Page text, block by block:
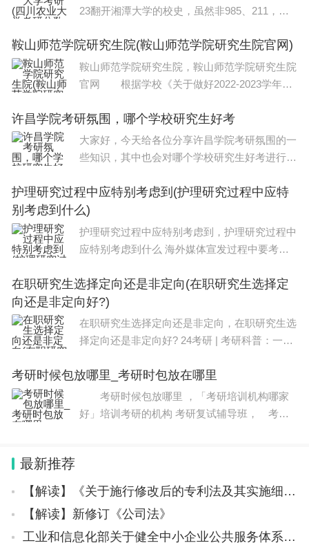
23翻开湘潭大学的校史，虽然非985、211，但
好在，在刚刚过去的2022年第二轮双一流评
选，湘潭大学凭借数学学科，入选双一流，挽回
了一
鞍山师范学院研究生院(鞍山师范学院研究生院官网)
鞍山师范学院研究生院，鞍山师范学院研究生院
官网 根据学校《关于做好2022-2023学年第
学院硕士研究生培养工作暂行规定》的总体安
排，12月13日，化学化工学院通过腾讯
许昌学院考研氛围，哪个学校研究生好考
大家好，今天给各位分享许昌学院考研氛围的一
些知识，其中也会对哪个学校研究生好考进行解
面临的问题，别忘了关注本站，现在就马上开始
吧！本文目录河南许昌学院好不好许昌学院那
护理研究过程中应特别考虑到(护理研究过程中应特
别考虑到什么)
护理研究过程中应特别考虑到，护理研究过程中
应特别考虑到什么 海外媒体宣发过程中要考虑
到了海外多个国家，由于品质出众，而且价格优
惠，因此在海外是很容易打开市场的，但
在职研究生选择定向还是非定向(在职研究生选择定
向还是非定向好?)
在职研究生选择定向还是非定向，在职研究生选
择定向还是非定向好? 24考研 | 考研科普：一文
择？ 林晨考研北京每年都有考生会因分不清“定
向培养”和“非定向培养”的区别，而
考研时候包放哪里_考研时包放在哪里
考研时候包放哪里 ，「考研培训机构哪家
好」培训考研的机构 考研复试辅导班， 考研
最新推荐
【解读】《关于施行修改后的专利法及其实施细则相关审查业务处理的过渡办法》解读
【解读】新修订《公司法》
工业和信息化部关于健全中小企业公共服务体系的指导意见（工信部企业〔2023〕213号）